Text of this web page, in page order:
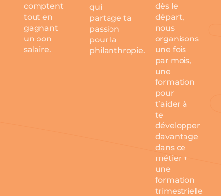
comptent
tout en
gagnant
un bon
salaire.
qui
partage ta
passion
pour la
philanthropie.
dès le
départ,
nous
organisons
une fois
par mois,
une
formation
pour
t’aider à
te
développer
davantage
dans ce
métier +
une
formation
trimestrielle